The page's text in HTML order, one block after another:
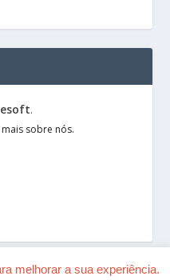
.
sobre nós.
melhorar a sua experiência.